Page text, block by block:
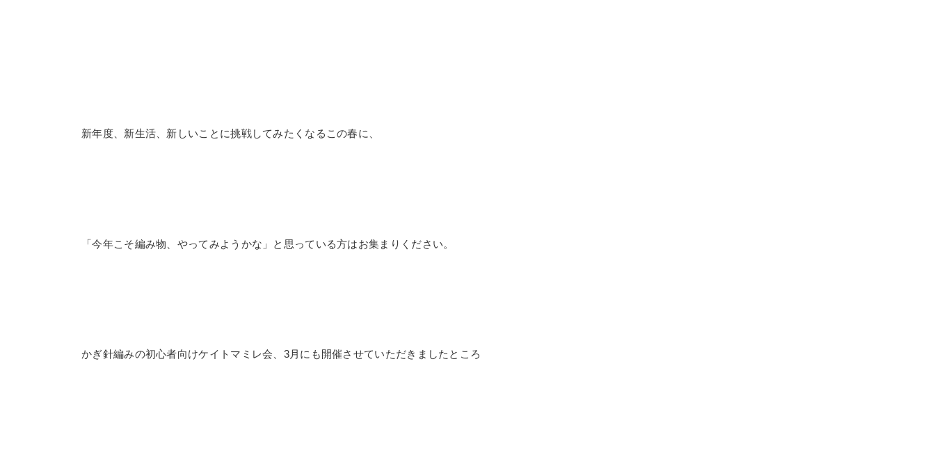
新年度、新生活、新しいことに挑戦してみたくなるこの春に、
「今年こそ編み物、やってみようかな」と思っている方はお集まりください。
かぎ針編みの初心者向けケイトマミレ会、3月にも開催させていただきましたところ